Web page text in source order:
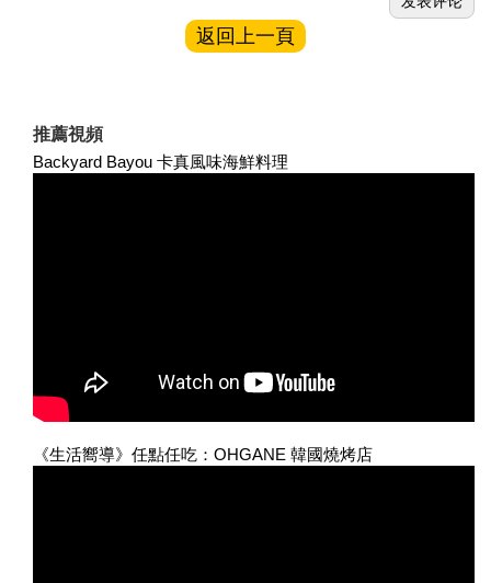
返回上一頁
推薦視頻
Backyard Bayou 卡真風味海鮮料理
《生活嚮導》任點任吃：OHGANE 韓國燒烤店